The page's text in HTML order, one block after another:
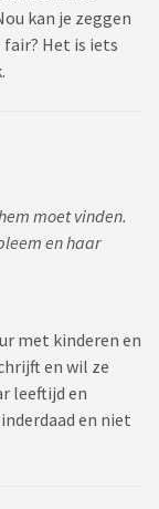
kan je zeggen
Het is iets
moet vinden.
en haar
met kinderen en
en wil ze
leeftijd en
en niet